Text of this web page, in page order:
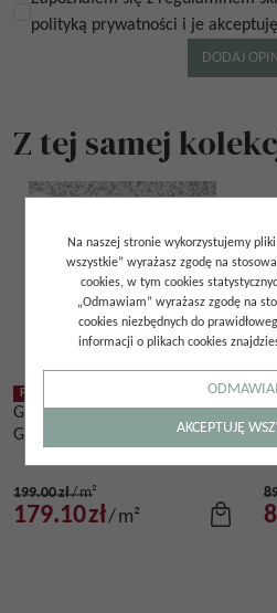
polityką prywatności i je
Z tej samej
PROMOCJA
GRANIT PŁOMIENIOWANY
G603 SZARY 30,5X30,5X1
199.00zł/m²
179.10zł/m²
Na naszej stronie wykorzystujemy
wszystkie” wyrażasz zgodę na
cookies, w tym cookies
„Odmawiam” wyrażasz zgodę na
cookies niezbędnych do
informacji o plikach cookies
AKCEPTUJĘ